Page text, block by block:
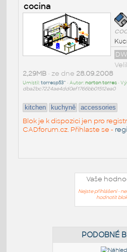
cocina
2,29MB• ze dne 28.09.2008
Umístil:torresp53^ • Autor:norton torres•
dba2bc7224ae4dd0ef1766bb01512ea0
kitchen kuchyně accessories
Blok je k dispozici jen pro
CADforum.cz. Přihlaste se -
Vaše
Nejste přihlášeni -
hodnotit blok